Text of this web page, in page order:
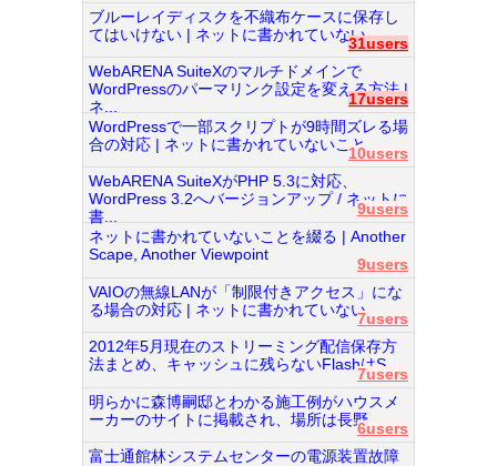
2（Facebook）
ブルーレイディスクを不織布ケースに保存し
てはいけない | ネットに書かれていない...
31users
WebARENA SuiteXのマルチドメインで
WordPressのパーマリンク設定を変える方法 |
ネ...
17users
WordPressで一部スクリプトが9時間ズレる場
合の対応 | ネットに書かれていないこと...
10users
WebARENA SuiteXがPHP 5.3に対応、
WordPress 3.2へバージョンアップ / ネットに
書...
9users
ネットに書かれていないことを綴る | Another
Scape, Another Viewpoint
9users
VAIOの無線LANが「制限付きアクセス」にな
る場合の対応 | ネットに書かれていない...
7users
2012年5月現在のストリーミング配信保存方
法まとめ、キャッシュに残らないFlashはS...
7users
明らかに森博嗣邸とわかる施工例がハウスメ
ーカーのサイトに掲載され、場所は長野...
6users
富士通館林システムセンターの電源装置故障